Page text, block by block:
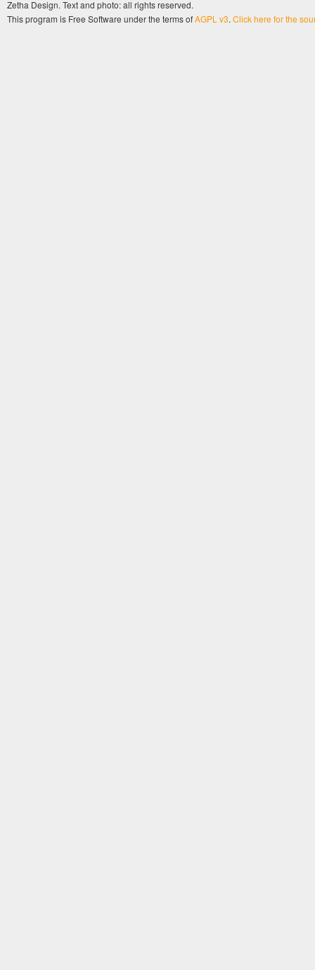
Zetha Design. Text and photo: all rights reserved.
This program is Free Software under the terms ofAGPL v3. Click here for the